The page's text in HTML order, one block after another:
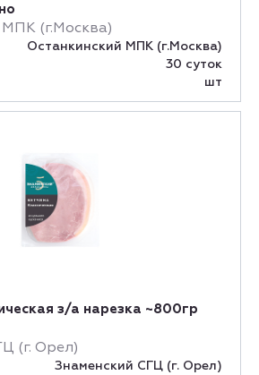
(г.Москва)
Останкинский МПК (г.Москва)
30 суток
шт
з/а нарезка ~800гр
(г. Орел)
Знаменский СГЦ (г. Орел)